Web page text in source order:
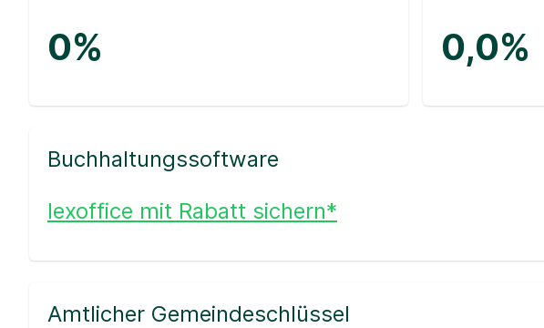
0% 0,0%
Buchhaltungssoftware
lexoffice mit Rabatt sichern*
Amtlicher Gemeindeschlüssel